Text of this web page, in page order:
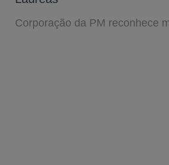
Corporação da PM reconhece